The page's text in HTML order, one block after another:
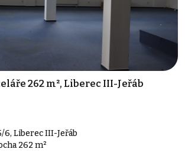
262 m², Liberec III-Jeřáb
6, Liberec III-Jeřáb
262 m²